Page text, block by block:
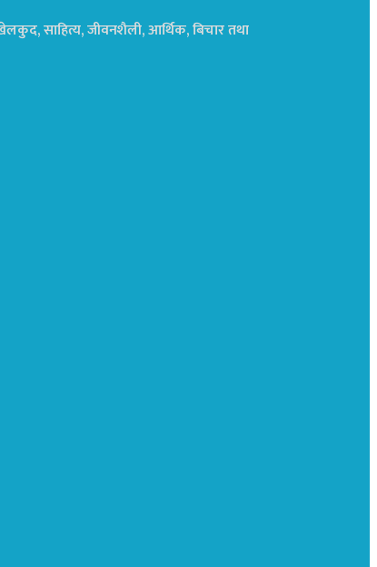
खेलकुद, साहित्य, जीवनशैली, आर्थिक, बिचार तथा